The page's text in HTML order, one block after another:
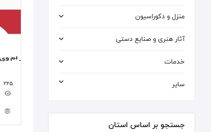
منزل و دکوراسیون
آثار هنری و صنایع دستی
خدمات
سایر
جستجو بر اساس استان
225